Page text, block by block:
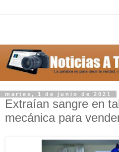
martes, 1 de junio de 2021
Extraían sangre en
mecánica para